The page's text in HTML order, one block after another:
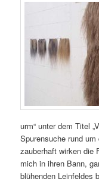
urm“ unter dem Titel
Spurensuche rund
zauberhaft wirken die
mich in ihren Bann,
blühenden Leinfeldes